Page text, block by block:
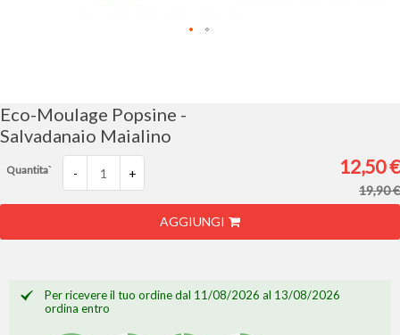
galleria
di
immagini
Eco-Moulage Popsine -
Salvadanaio Maialino
Quantita` - +
AGGIUNGI
12,50 €
19,90 €
Per ricevere il tuo ordine dal 11/08/2026 al 13/08/2026
ordina entro